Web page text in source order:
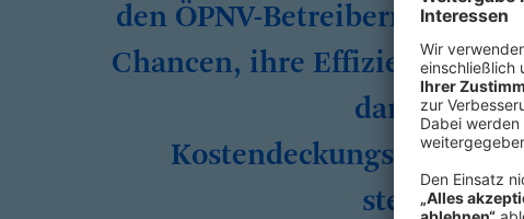
den ÖPNV-Betreibern große
Chancen, ihre Effizienz und
damit den
Kostendeckungsgrad zu
steigern."